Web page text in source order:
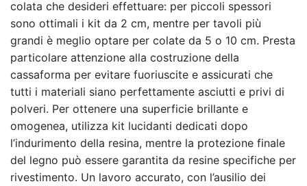
colata che desideri effettuare: per piccoli spessori
sono ottimali i kit da 2 cm, mentre per tavoli più
grandi è meglio optare per colate da 5 o 10 cm. Presta
particolare attenzione alla costruzione della
cassaforma per evitare fuoriuscite e assicurati che
tutti i materiali siano perfettamente asciutti e privi di
polveri. Per ottenere una superficie brillante e
omogenea, utilizza kit lucidanti dedicati dopo
l’indurimento della resina, mentre la protezione finale
del legno può essere garantita da resine specifiche per
rivestimento. Un lavoro accurato, con l’ausilio dei